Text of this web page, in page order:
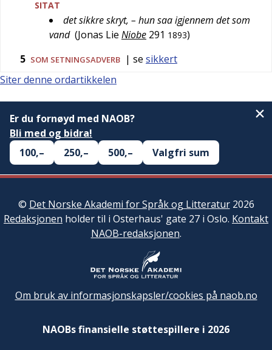
SITAT
det sikkre skryt, – hun saa igjennem det som
vand (Jonas Lie Niobe 291 1893)
5 SOM SETNINGSADVERB | se sikkert
Siter denne ordartikkelen
Er du fornøyd med NAOB?
Bli med og bidra!
100,–
250,– 500,– Valgfri sum
© Det Norske Akademi for Språk og Litteratur2026
Redaksjonen holder til i Osterhaus' gate 27 i Oslo. Kontakt
NAOB-redaksjonen.
Om bruk av informasjonskapsler/cookies på naob.no
NAOBs finansielle støttespillere i 2026